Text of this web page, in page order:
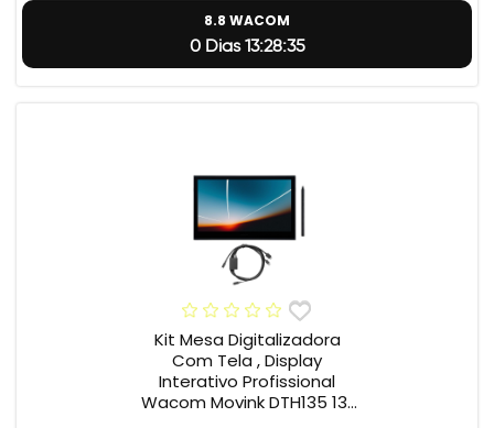
8.8 WACOM
0 Dias 13:28:34
Kit Mesa Digitalizadora
Com Tela , Display
Interativo Profissional
Wacom Movink DTH135 13”